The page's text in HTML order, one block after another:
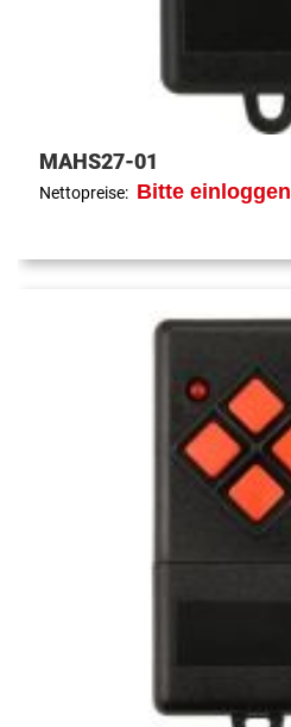
MAHS27-01
Nettopreise: Bitte einloggen